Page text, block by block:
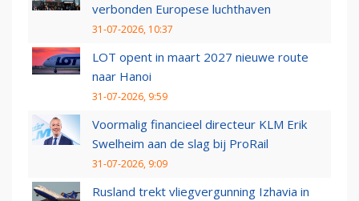
verbonden Europese luchthaven
31-07-2026, 10:37
LOT opent in maart 2027 nieuwe route
naar Hanoi
31-07-2026, 9:59
Voormalig financieel directeur KLM Erik
Swelheim aan de slag bij ProRail
31-07-2026, 9:09
Rusland trekt vliegvergunning Izhavia in